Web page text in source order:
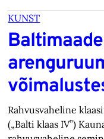
KUNST
Rahvusvaheline
(„Balti klaas IV”)